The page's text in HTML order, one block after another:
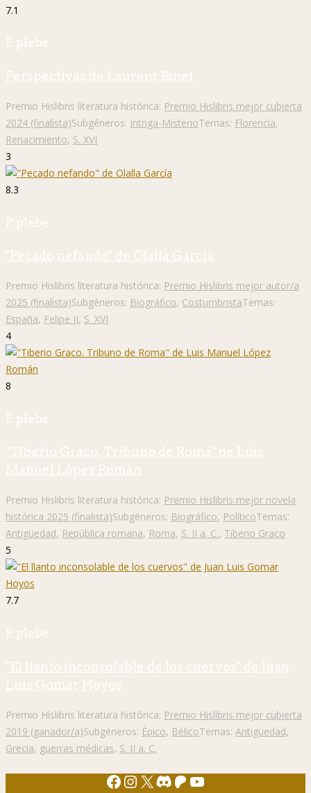
7.1
P. plebe
Perspectivas de Laurent Binet
Premio Hislibris literatura histórica: Premio Hislibris mejor cubierta
2024 (finalista)Subgéneros: Intriga-MisterioTemas: Florencia,
Renacimiento, S. XVI
3
8.3
P. plebe
"Pecado nefando" de Olalla García
Premio Hislibris literatura histórica: Premio Hislibris mejor autor/a
2025 (finalista)Subgéneros: Biográfico, CostumbristaTemas:
España, Felipe II, S. XVI
4
8
P. plebe
"Tiberio Graco. Tribuno de Roma" de Luis
Manuel López Román
Premio Hislibris literatura histórica: Premio Hislibris mejor novela
histórica 2025 (finalista)Subgéneros: Biográfico, PolíticoTemas:
Antigüedad, República romana, Roma, S. II a. C., Tiberio Graco
5
7.7
P. plebe
"El llanto inconsolable de los cuervos" de Juan
Luis Gomar Hoyos
Premio Hislibris literatura histórica: Premio Hislibris mejor cubierta
2019 (ganador/a)Subgéneros: Épico, BélicoTemas: Antigüedad,
Grecia, guerras médicas, S. II a. C.
Facebook
Instagram
X Discord
Patreon
YouTube